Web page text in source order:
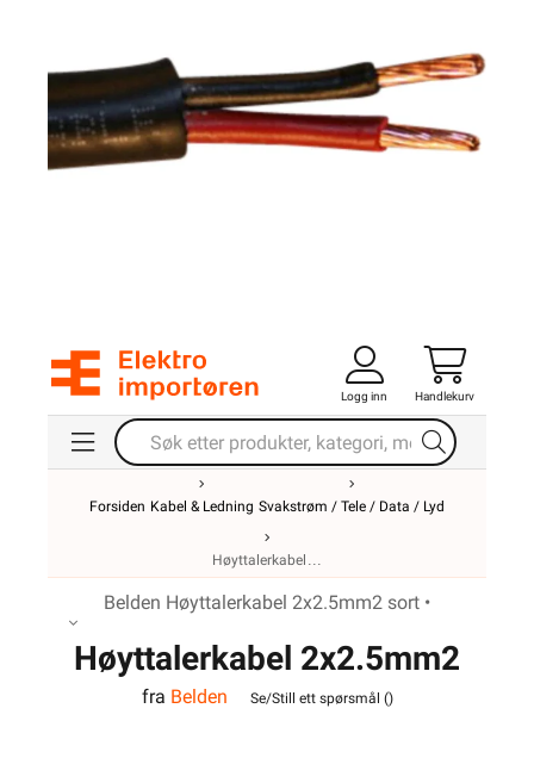
Logg inn Handlekurv
Forsiden Kabel & Ledning Svakstrøm / Tele / Data / Lyd
Høyttalerkabel
Belden Høyttalerkabel 2x2.5mm2 sort •
Høyttalerkabel 2x2.5mm2
Sort Belden
fra Belden Se/Still ett spørsmål ()